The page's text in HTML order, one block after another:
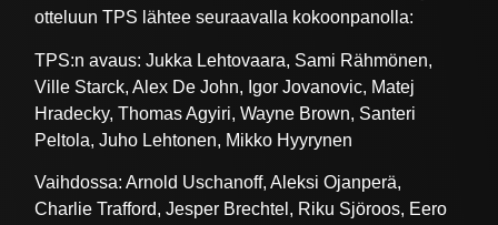
otteluun TPS lähtee seuraavalla kokoonpanolla:
TPS:n avaus: Jukka Lehtovaara, Sami Rähmönen,
Ville Starck, Alex De John, Igor Jovanovic, Matej
Hradecky, Thomas Agyiri, Wayne Brown, Santeri
Peltola, Juho Lehtonen, Mikko Hyyrynen
Vaihdossa: Arnold Uschanoff, Aleksi Ojanperä,
Charlie Trafford, Jesper Brechtel, Riku Sjöroos, Eero